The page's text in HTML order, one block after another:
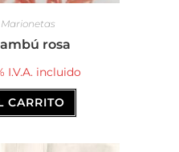
rosa
I.V.A. incluido
CARRITO